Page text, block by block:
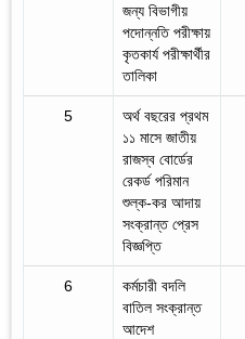
জন্য বিভাগীয়
পদোন্নতি পরীক্ষায়
কৃতকার্য পরীক্ষার্থীর
তালিকা
5
অর্থ বছরের প্রথম
১১ মাসে জাতীয়
রাজস্ব বোর্ডের
রেকর্ড পরিমান
শুল্ক-কর আদায়
সংক্রান্ত প্রেস
বিজ্ঞপ্তি
6
কর্মচারী বদলি
বাতিল সংক্রান্ত
আদেশ